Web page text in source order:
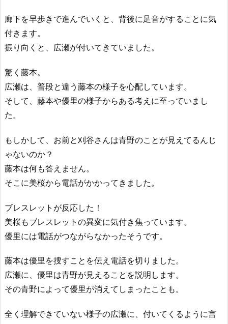
廊下を早歩きで進んでいくと、背後に足音がすることに気
付きます。
振り向くと、広瀬が付いてきていました。
驚く藤本。
広瀬は、普段と違う藤本の様子を心配しています。
そして、藤本や優里の様子からある考えに至っていまし
た。
もしかして、お前と刈谷さんは青野のことが見えてるんじ
ゃないのか？
藤本は何も答えません。
そこに美桜から電話がかかってきました。
ブレスレットが反応した！
美桜もブレスレットの異変に気付き焦っています。
優里には電話がつながらなかったそうです。
藤本は優里を捜すことを伝え電話を切りました。
広瀬に、優里は青野が見えることを説明します。
その青野によって優里が消えてしまったことも。
全く理解できていない様子の広瀬に、付いてくるように言